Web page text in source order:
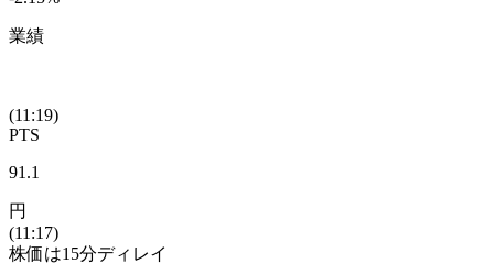
業績
(11:19)
PTS
91.1
円
(11:17)
株価は15分ディレイ